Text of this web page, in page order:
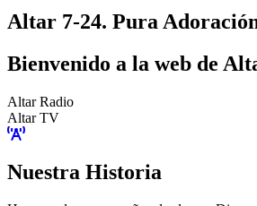
Altar 7-24. Pura
Bienvenido a la web de
Altar Radio
Altar TV
Nuestra Historia